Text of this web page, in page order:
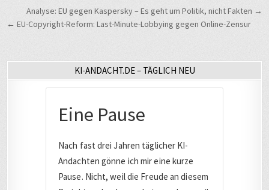
Beitragsnavigation
Analyse: EU gegen Kaspersky – Es geht um Politik, nicht Fakten →
← EU-Copyright-Reform: Last-Minute-Lobbying gegen Online-Zensur
KI-ANDACHT.DE – TÄGLICH NEU